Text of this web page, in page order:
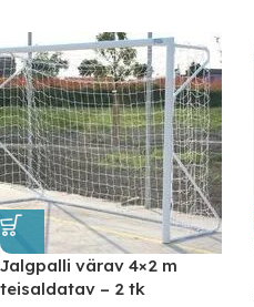
Jalgpalli värav 4×2 m
teisaldatav – 2 tk